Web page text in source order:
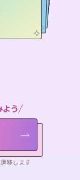
う
移します